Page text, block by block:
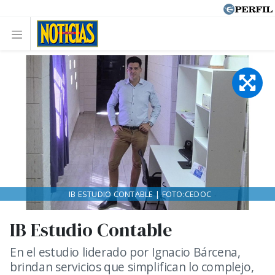
IB Estudio Contable
En el estudio liderado por Ignacio Bárcena,
brindan servicios que simplifican lo complejo,
IB ESTUDIO CONTABLE | FOTO:CEDOC